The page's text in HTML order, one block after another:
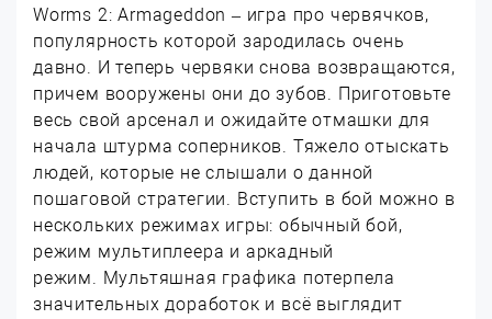
Worms 2: Armageddon – игра про червячков,
популярность которой зародилась очень
давно. И теперь червяки снова возвращаются,
причем вооружены они до зубов. Приготовьте
весь свой арсенал и ожидайте отмашки для
начала штурма соперников. Тяжело отыскать
людей, которые не слышали о данной
пошаговой стратегии. Вступить в бой можно в
нескольких режимах игры: обычный бой,
режим мультиплеера и аркадный
режим. Мультяшная графика потерпела
значительных доработок и всё выглядит